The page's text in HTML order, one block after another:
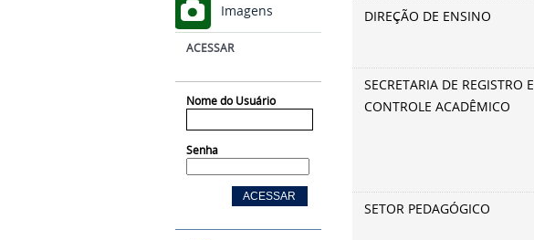
Imagens
ACESSAR
Nome do Usuário
Senha
DIREÇÃO DE ENSINO
SECRETARIA DE REGISTRO E
CONTROLE ACADÊMICO
SETOR PEDAGÓGICO